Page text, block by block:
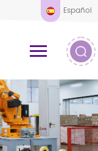
Español